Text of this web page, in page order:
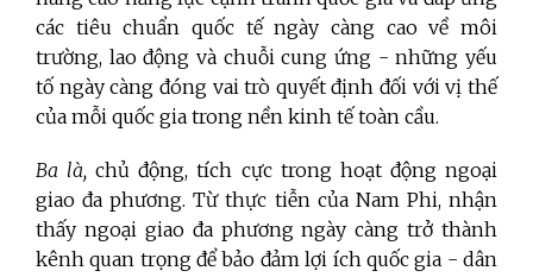
các tiêu chuẩn quốc tế ngày càng cao về môi
trường, lao động và chuỗi cung ứng - những yếu
tố ngày càng đóng vai trò quyết định đối với vị thế
của mỗi quốc gia trong nền kinh tế toàn cầu.
Ba là, chủ động, tích cực trong hoạt động ngoại
giao đa phương. Từ thực tiễn của Nam Phi, nhận
thấy ngoại giao đa phương ngày càng trở thành
kênh quan trọng để bảo đảm lợi ích quốc gia - dân